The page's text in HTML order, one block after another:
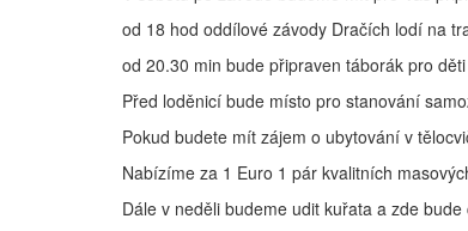
od 18 hod oddílové závody Dračích lodí na
od 20.30 min bude připraven táborák pro
Před loděnicí bude místo pro stanování
Pokud budete mít zájem o ubytování v
Nabízíme za 1 Euro 1 pár kvalitních
Dále v neděli budeme udit kuřata a zde